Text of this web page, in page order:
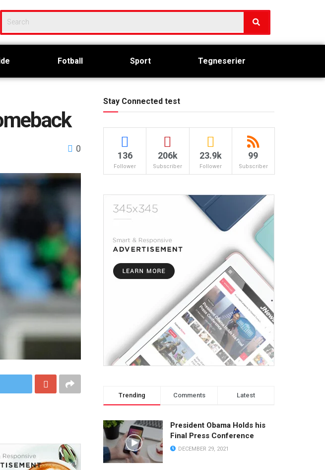
Fotball Sport Tegneserier
0
Stay Connected test
136
Follower
206k
Subscriber
23.9k
Follower
99
Subscriber
Trending Comments Latest
President Obama Holds his
Final Press Conference
DECEMBER 29, 2021